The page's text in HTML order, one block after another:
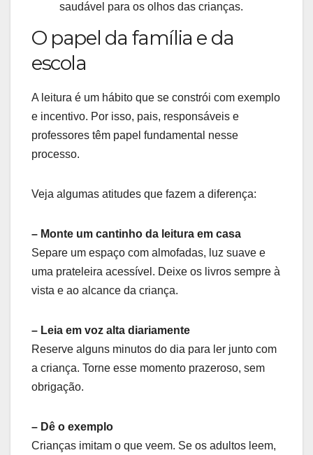
saudável para os olhos das crianças.
O papel da família e da
escola
A leitura é um hábito que se constrói com exemplo
e incentivo. Por isso, pais, responsáveis e
professores têm papel fundamental nesse
processo.
Veja algumas atitudes que fazem a diferença:
– Monte um cantinho da leitura em casa
Separe um espaço com almofadas, luz suave e
uma prateleira acessível. Deixe os livros sempre à
vista e ao alcance da criança.
– Leia em voz alta diariamente
Reserve alguns minutos do dia para ler junto com
a criança. Torne esse momento prazeroso, sem
obrigação.
– Dê o exemplo
Crianças imitam o que veem. Se os adultos leem,